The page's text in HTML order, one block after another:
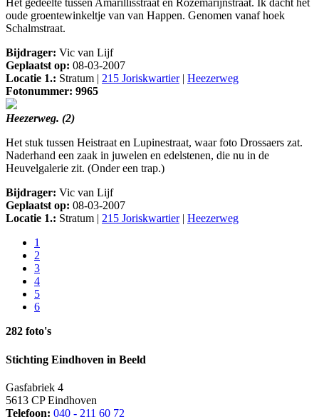
Het gedeelte tussen Amarillisstraat en Rozemarijnstraat. Ik dacht het
oude groentewinkeltje van van Happen. Genomen vanaf hoek
Schalmstraat.
Bijdrager: Vic van Lijf
Geplaatst op: 08-03-2007
Locatie 1.: Stratum | 215 Joriskwartier| Heezerweg
Fotonummer: 9965
Heezerweg. (2)
Het stuk tussen Heistraat en Lupinestraat, waar foto Drossaers zat.
Naderhand een zaak in juwelen en edelstenen, die nu in de
Heuvelgalerie zit. (Onder een trap.)
Bijdrager: Vic van Lijf
Geplaatst op: 08-03-2007
Locatie 1.: Stratum | 215 Joriskwartier| Heezerweg
1
2
3
4
5
6
282 foto's
Stichting Eindhoven in Beeld
Gasfabriek 4
5613 CP Eindhoven
Telefoon: 040 - 211 60 72